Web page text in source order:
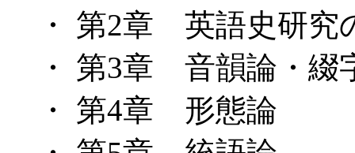
・ 第2章 英語史研究
・ 第3章 音韻論・綴
・ 第4章 形態論